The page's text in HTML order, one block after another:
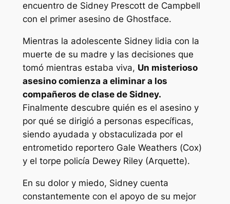
encuentro de Sidney Prescott de Campbell
con el primer asesino de Ghostface.
Mientras la adolescente Sidney lidia con la
muerte de su madre y las decisiones que
tomó mientras estaba viva, Un misterioso
asesino comienza a eliminar a los
compañeros de clase de Sidney.
Finalmente descubre quién es el asesino y
por qué se dirigió a personas específicas,
siendo ayudada y obstaculizada por el
entrometido reportero Gale Weathers (Cox)
y el torpe policía Dewey Riley (Arquette).
En su dolor y miedo, Sidney cuenta
constantemente con el apoyo de su mejor